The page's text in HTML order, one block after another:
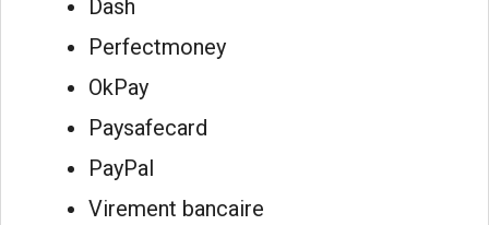
Dash
Perfectmoney
OkPay
Paysafecard
PayPal
Virement bancaire